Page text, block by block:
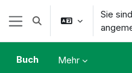
Zum Hauptinhalt
Website-Übersicht
Sucheingabe
Sie
Buch Mehr